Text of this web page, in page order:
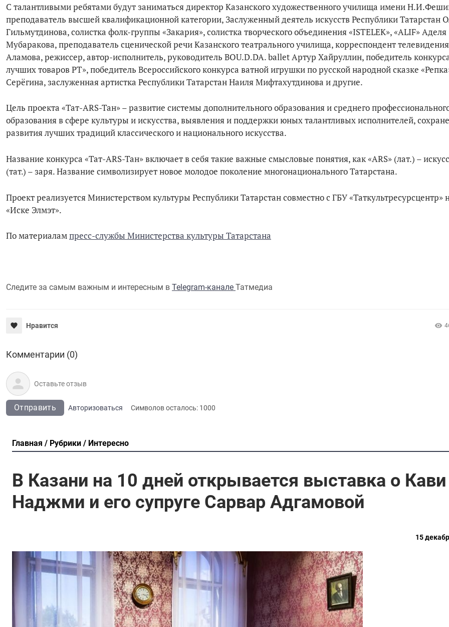
С талантливыми ребятами будут заниматься директор Казанского художественного училища имени
преподаватель высшей квалификационной категории, Заслуженный деятель искусств Республики Татарстан
Гильмутдинова, солистка фолк-группы «Закария», солистка творческого объединения «ISTELEK», «ALIF» Аделя
Мубаракова, преподаватель сценической речи Казанского театрального училища, корреспондент
Аламова, режиссер, автор-исполнитель, руководитель BOU.D.DA. ballet Артур Хайруллин, победитель
лучших товаров РТ», победитель Всероссийского конкурса ватной игрушки по русской народной сказке
Серёгина, заслуженная артистка Республики Татарстан Наиля Мифтахутдинова и другие.
Цель проекта «Taт-ARS-Taн» – развитие системы дополнительного образования и среднего
образования в сфере культуры и искусства, выявления и поддержки юных талантливых исполнителей,
развития лучших традиций классического и национального искусства.
Название конкурса «Taт-ARS-Taн» включает в себя такие важные смысловые понятия, как «ARS» (лат.) –
(тат.) – заря. Название символизирует новое молодое поколение многонационального Татарстана.
Проект реализуется Министерством культуры Республики Татарстан совместно с ГБУ «Таткультресурсцентр»
«Иске Элмэт».
По материалампресс-службы Министерства культуры Татарстана
Следите за самым важным и интересным в Telegram-канале Татмедиа
Нравится
Комментарии (0)
Отправить Авторизоваться Символов осталось: 1000
Главная Рубрики Интересно
В Казани на 10 дней открывается выставка о Кави
Наджми и его супруге Сарвар Адгамовой
15